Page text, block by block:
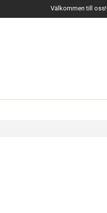
Välkommen till oss!